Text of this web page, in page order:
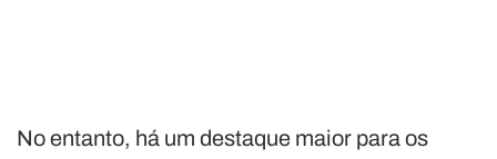
No entanto, há um destaque maior para os